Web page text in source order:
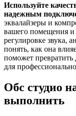
Используйте
надежным
эквалайзеры и
вашего помещения и
регулировке звука,
понять, как она
поможет
для
Обс студио
выполнить